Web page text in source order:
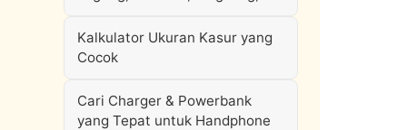
Kalkulator Ukuran Kasur yang
Cocok
Cari Charger & Powerbank
yang Tepat untuk Handphone